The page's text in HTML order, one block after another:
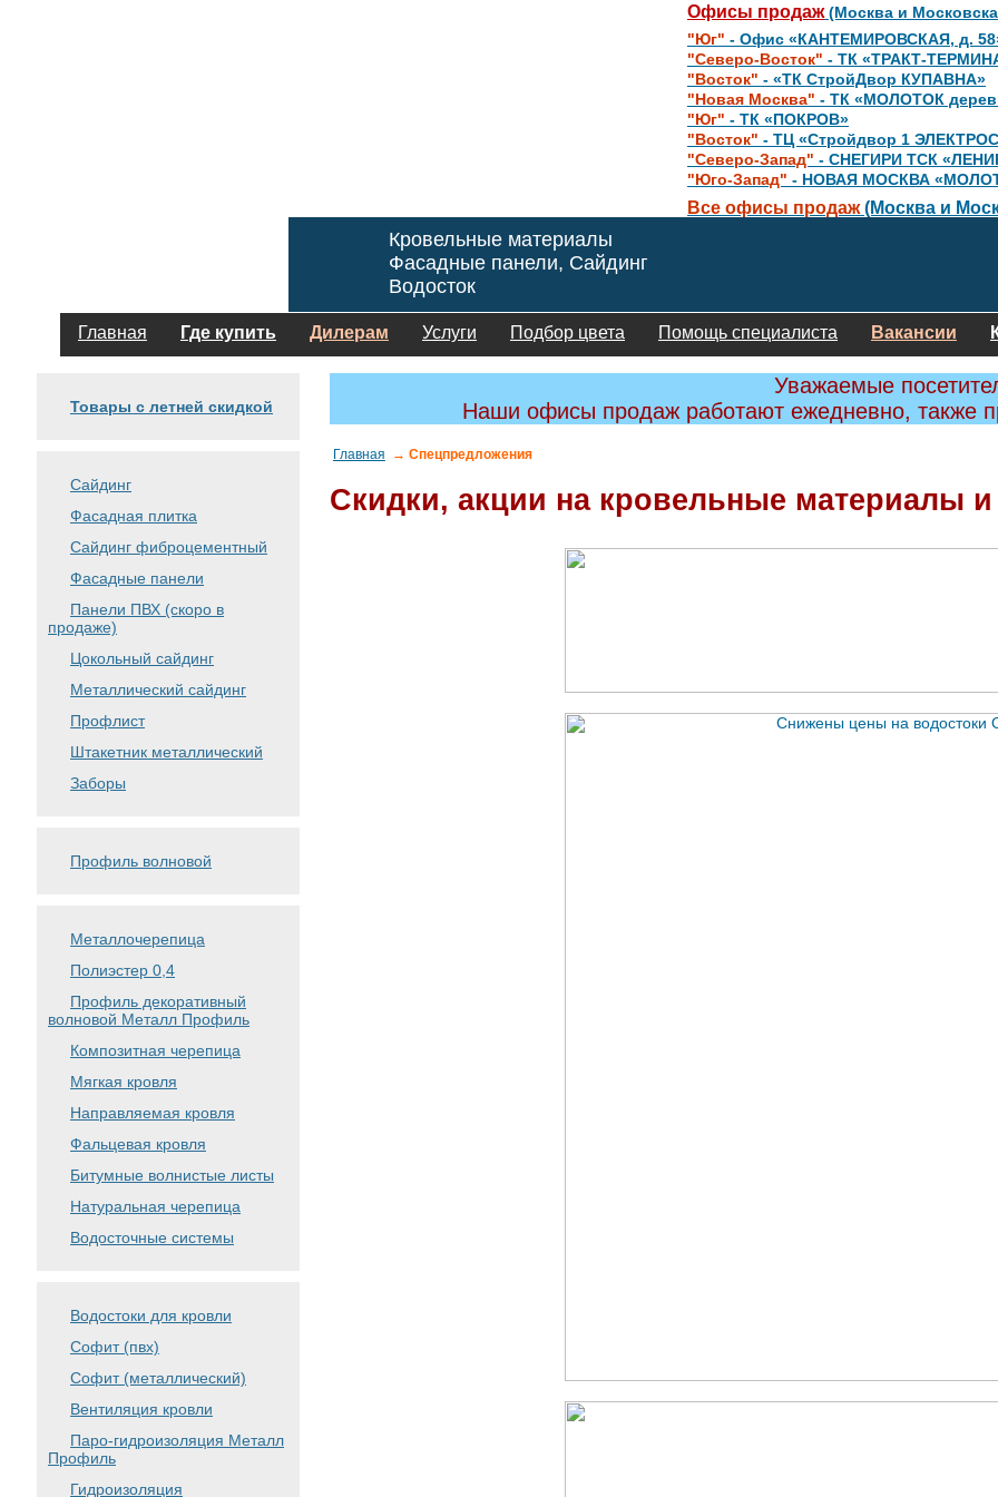
Офисы продаж(Москва и
"Юг" - Офис «КАНТЕМИРОВСКАЯ, д.
"Северо-Восток" - ТК «ТРАКТ-
"Восток" - «ТК СтройДвор КУПАВНА»
"Новая Москва" - ТК «МОЛОТОК
"Юг" - ТК «ПОКРОВ»
"Восток" - ТЦ «Стройдвор 1
"Северо-Запад" - СНЕГИРИ ТСК
"Юго-Запад" - НОВАЯ МОСКВА
Все офисы продаж(Москва и
Кровельные материалы
Фасадные панели, Сайдинг
Водосток
Главная Где купить Дилерам Услуги Подбор цвета Помощь специалиста Вакансии
Товары с летней скидкой
Сайдинг
Фасадная плитка
Сайдинг фиброцементный
Фасадные панели
Панели ПВХ (скоро в
продаже)
Цокольный сайдинг
Металлический сайдинг
Профлист
Штакетник металлический
Заборы
Профиль волновой
Металлочерепица
Полиэстер 0,4
Профиль декоративный
волновой Металл Профиль
Композитная черепица
Мягкая кровля
Направляемая кровля
Фальцевая кровля
Битумные волнистые листы
Натуральная черепица
Водосточные системы
Водостоки для кровли
Софит (пвх)
Софит (металлический)
Вентиляция кровли
Паро-гидроизоляция Металл
Профиль
Гидроизоляция
Уважаемые
Наши офисы продаж работают ежедневно, также
Главная → Спецпредложения
Скидки, акции на кровельные материалы и